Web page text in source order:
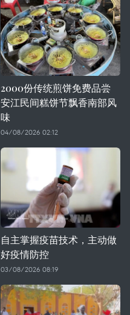
2000份传统煎饼免费品尝
安江民间糕饼节飘香南部风
味
04/08/2026 02:12
自主掌握疫苗技术，主动做
好疫情防控
03/08/2026 08:19